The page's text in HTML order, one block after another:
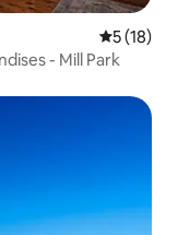
Note
5 (18)
- Mill Park